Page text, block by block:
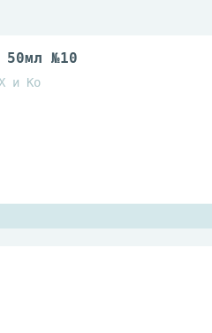
50мл №10
и Ко